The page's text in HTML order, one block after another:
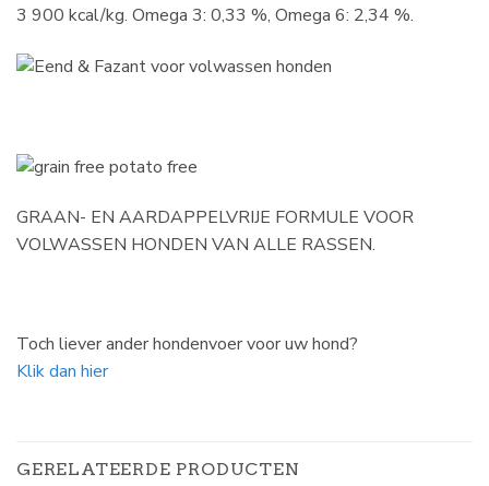
3 900 kcal/kg. Omega 3: 0,33 %, Omega 6: 2,34 %.
GRAAN- EN AARDAPPELVRIJE FORMULE VOOR
VOLWASSEN HONDEN VAN ALLE RASSEN.
Toch liever ander hondenvoer voor uw hond?
Klik dan hier
GERELATEERDE PRODUCTEN